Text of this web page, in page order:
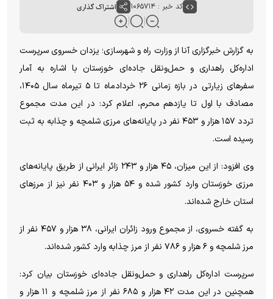
کد خبر : ۱۰۶۵۷۱۴ اشتراک گذاری
به گزارش خبرگزاری آنا از وزارت راه و شهرسازی؛ یزدان خسروی سرپرست
اداره‌کل راهداری و حمل‌ونقل جاده‌ای خوزستان با اشاره به آمار
سفر‌های زیارتی در بازه زمانی ۲۶ خردادماه تا ۵ تیرماه سال ۱۴۰۵،
مصادف با اول تا یازدهم محرم، اعلام کرد: در این مدت مجموع
تردد ۱۵۷ هزار و ۴۵۳ نفر در پایانه‌های مرزی شلمچه و چذابه به ثبت
رسیده است.
وی افزود: از این میزان، ۴۵ هزار و ۲۴۳ زائر ایرانی از طریق پایانه‌های
مرزی خوزستان وارد کشور شده و ۵۴ هزار و ۴۰۳ نفر نیز از مرز‌های
استان خارج شده‌اند.
به گفته خسروی، از مجموع ورود زائران ایرانی، ۳۸ هزار و ۴۵۷ نفر از
مرز شلمچه و ۶ هزار و ۷۸۶ نفر از مرز چذابه وارد کشور شده‌اند.
سرپرست اداره‌کل راهداری و حمل‌ونقل جاده‌ای خوزستان بیان کرد:
همچنین در این مدت ۴۲ هزار و ۶۸۵ نفر از مرز شلمچه و ۱۱ هزار و